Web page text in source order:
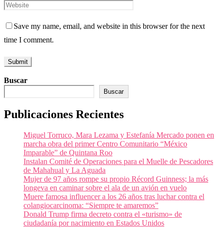
Save my name, email, and website in this browser for the next
time I comment.
Buscar
Buscar
Publicaciones Recientes
Miguel Torruco, Mara Lezama y Estefanía Mercado ponen en
marcha obra del primer Centro Comunitario “México
Imparable” de Quintana Roo
Instalan Comité de Operaciones para el Muelle de Pescadores
de Mahahual y La Aguada
Mujer de 97 años rompe su propio Récord Guinness; la más
longeva en caminar sobre el ala de un avión en vuelo
Muere famosa influencer a los 26 años tras luchar contra el
colangiocarcinoma: “Siempre te amaremos”
Donald Trump firma decreto contra el «turismo» de
ciudadanía por nacimiento en Estados Unidos